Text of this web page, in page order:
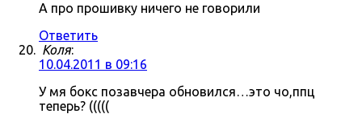
А про прошивку ничего не говорили
Ответить
Коля:
10.04.2011 в 09:16
У мя бокс позавчера обновился…это чо,ппц
теперь? (((((